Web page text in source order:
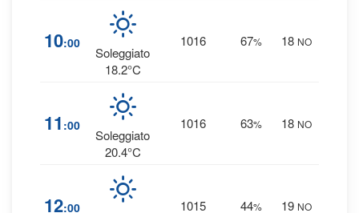
10:00
Soleggiato
18.2°C
1016 67% 18 NO
11 :00
Soleggiato
20.4°C
1016 63% 18 NO
12:00 1015 44% 19 NO